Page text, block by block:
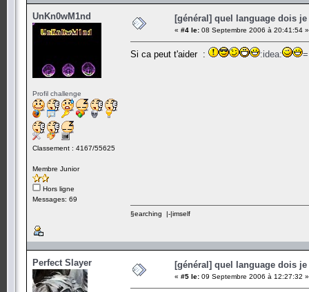
UnKn0wM1nd
Profil challenge
Classement : 4167/55625
Membre Junior
Hors ligne
Messages: 69
[général] quel language dois
« #4 le: 08 Septembre 2006 à 20:41:54 »
Si ca peut t'aider : :idea:
§earching |-|imself
Perfect Slayer [général] quel language dois
« #5 le: 09 Septembre 2006 à 12:27:32 »